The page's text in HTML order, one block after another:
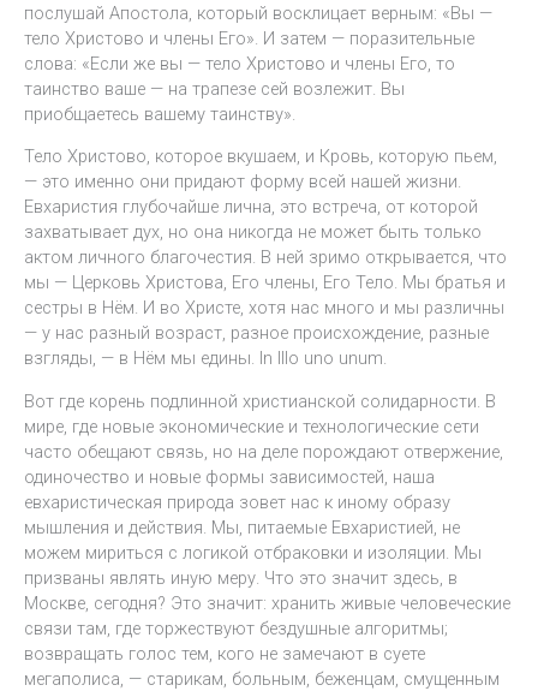
послушай Апостола, который восклицает верным: «Вы —
тело Христово и члены Его». И затем — поразительные
слова: «Если же вы — тело Христово и члены Его, то
таинство ваше — на трапезе сей возлежит. Вы
приобщаетесь вашему таинству».
Тело Христово, которое вкушаем, и Кровь, которую пьем,
— это именно они придают форму всей нашей жизни.
Евхаристия глубочайше лична, это встреча, от которой
захватывает дух, но она никогда не может быть только
актом личного благочестия. В ней зримо открывается, что
мы — Церковь Христова, Его члены, Его Тело. Мы братья и
сестры в Нём. И во Христе, хотя нас много и мы различны
— у нас разный возраст, разное происхождение, разные
взгляды, — в Нём мы едины. In Illo uno unum.
Вот где корень подлинной христианской солидарности. В
мире, где новые экономические и технологические сети
часто обещают связь, но на деле порождают отвержение,
одиночество и новые формы зависимостей, наша
евхаристическая природа зовет нас к иному образу
мышления и действия. Мы, питаемые Евхаристией, не
можем мириться с логикой отбраковки и изоляции. Мы
призваны являть иную меру. Что это значит здесь, в
Москве, сегодня? Это значит: хранить живые человеческие
связи там, где торжествуют бездушные алгоритмы;
возвращать голос тем, кого не замечают в суете
мегаполиса, — старикам, больным, беженцам, смущенным